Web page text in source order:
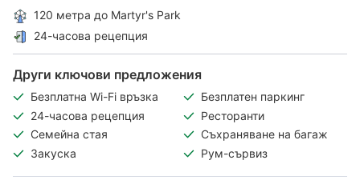
120 метра до Martyr's Park
24-часова рецепция
Други ключови предложения
Безплатна Wi-Fi връзка
Безплатен паркинг
24-часова рецепция
Ресторанти
Семейна стая
Съхраняване на багаж
Закуска
Рум-сървиз